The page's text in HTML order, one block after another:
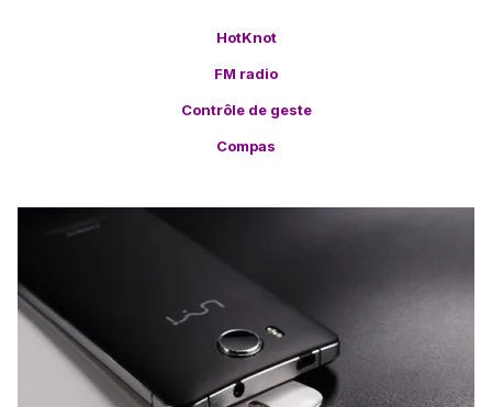
HotKnot
FM radio
Contrôle de geste
Compas